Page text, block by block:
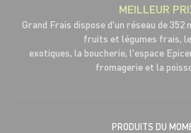
MEILLEUR
Grand Frais dispose d'un réseau de 352
fruits et légumes frais,
exotiques, la boucherie, l'espace
fromagerie et la
PRODUITS DU